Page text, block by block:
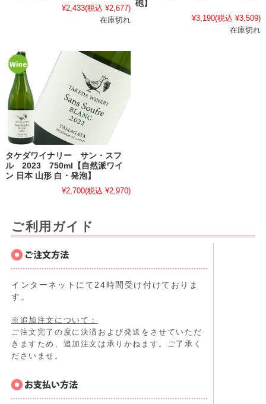
¥2,433(税込 ¥2,677)
在庫切れ
砲】
¥3,190(税込 ¥3,509)
在庫切れ
タケダワイナリー サン・スフ
ル 2023 750ml【自然派ワイ
ン 日本 山形 白・発泡】
¥2,700(税込 ¥2,970)
ご利用ガイド
インターネットにて24時間受け付けておりま
す。
※追加注文について：
ご注文完了の度に決済および発送をさせていただ
きますため、追加注文は承りかねます。ご了承く
ださいませ。